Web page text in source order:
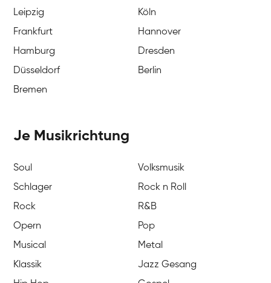
Leipzig
Köln
Frankfurt
Hannover
Hamburg
Dresden
Düsseldorf
Berlin
Bremen
Je Musikrichtung
Soul
Volksmusik
Schlager
Rock n Roll
Rock
R&B
Opern
Pop
Musical
Metal
Klassik
Jazz Gesang